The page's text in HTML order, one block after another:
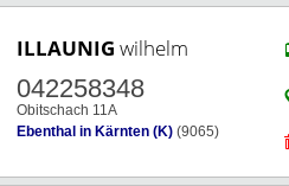
ILLAUNIG wilhelm
042258348
Obitschach 11A
Ebenthal in Kärnten (K) (9065)